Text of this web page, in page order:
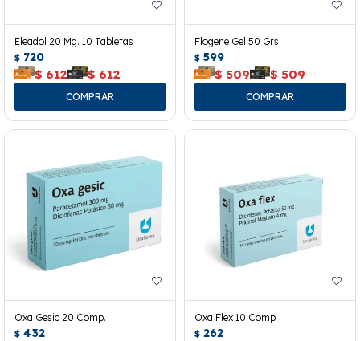
Eleadol 20 Mg. 10 Tabletas
$ 720
$ 612 $ 612
Flogene Gel 50 Grs.
$ 599
$ 509 $ 509
Oxa Gesic 20 Comp.
$ 432
Oxa Flex 10 Comp
$ 262